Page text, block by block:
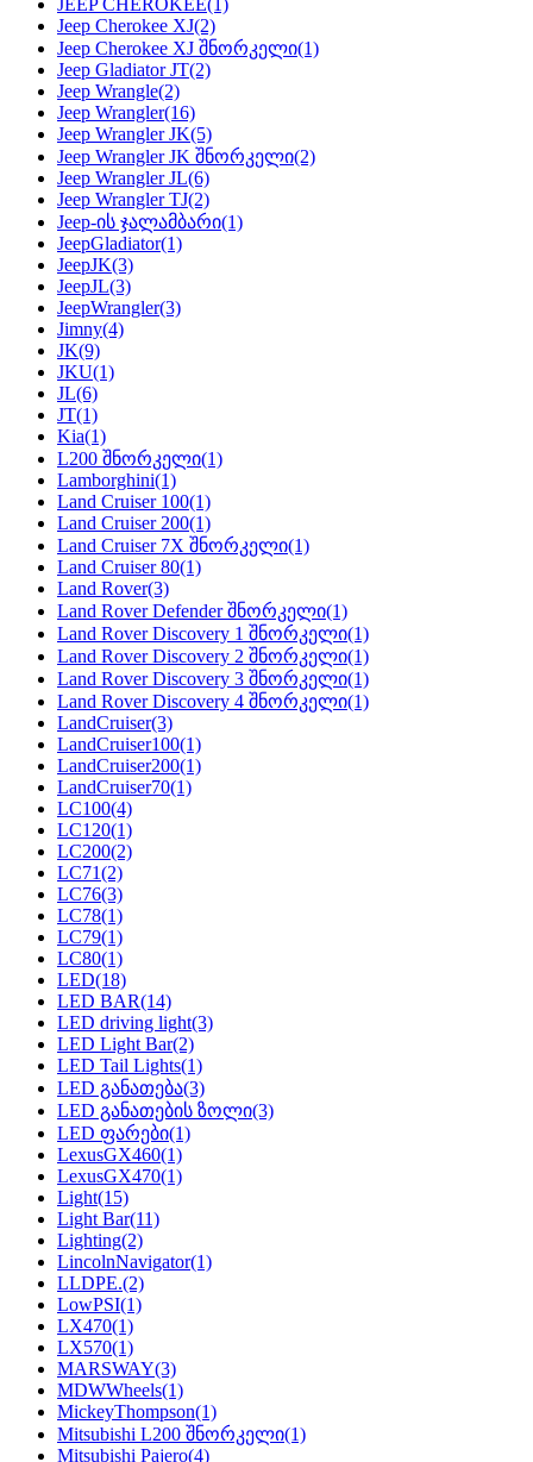
Jeep Cherokee XJ(2)
Jeep Cherokee XJ შნორკელი(1)
Jeep Gladiator JT(2)
Jeep Wrangle(2)
Jeep Wrangler(16)
Jeep Wrangler JK(5)
Jeep Wrangler JK შნორკელი(2)
Jeep Wrangler JL(6)
Jeep Wrangler TJ(2)
Jeep-ის ჯალამბარი(1)
JeepGladiator(1)
JeepJK(3)
JeepJL(3)
JeepWrangler(3)
Jimny(4)
JK(9)
JKU(1)
JL(6)
JT(1)
Kia(1)
L200 შნორკელი(1)
Lamborghini(1)
Land Cruiser 100(1)
Land Cruiser 200(1)
Land Cruiser 7X შნორკელი(1)
Land Cruiser 80(1)
Land Rover(3)
Land Rover Defender შნორკელი(1)
Land Rover Discovery 1 შნორკელი(1)
Land Rover Discovery 2 შნორკელი(1)
Land Rover Discovery 3 შნორკელი(1)
Land Rover Discovery 4 შნორკელი(1)
LandCruiser(3)
LandCruiser100(1)
LandCruiser200(1)
LandCruiser70(1)
LC100(4)
LC120(1)
LC200(2)
LC71(2)
LC76(3)
LC78(1)
LC79(1)
LC80(1)
LED(18)
LED BAR(14)
LED driving light(3)
LED Light Bar(2)
LED Tail Lights(1)
LED განათება(3)
LED განათების ზოლი(3)
LED ფარები(1)
LexusGX460(1)
LexusGX470(1)
Light(15)
Light Bar(11)
Lighting(2)
LincolnNavigator(1)
LLDPE.(2)
LowPSI(1)
LX470(1)
LX570(1)
MARSWAY(3)
MDWWheels(1)
MickeyThompson(1)
Mitsubishi L200 შნორკელი(1)
Mitsubishi Pajero(4)